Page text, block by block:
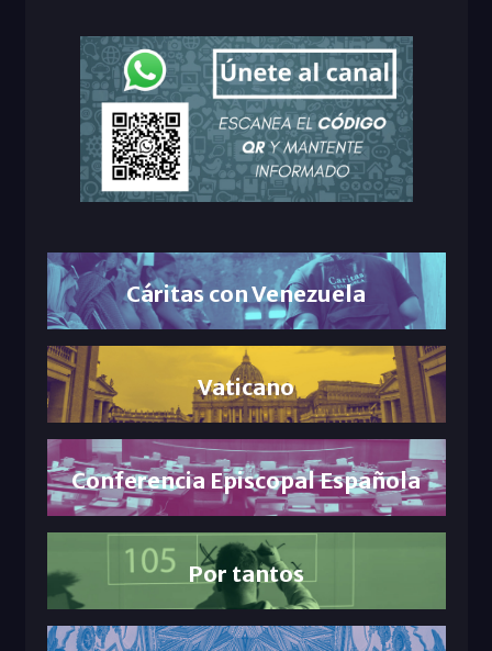
Cáritas con Venezuela
Vaticano
Conferencia Episcopal Española
Por tantos